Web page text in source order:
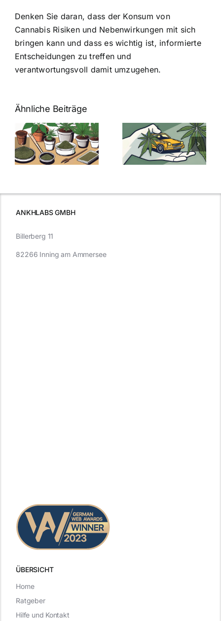
Denken Sie daran, dass der Konsum von
Cannabis Risiken und Nebenwirkungen mit sich
bringen kann und dass es wichtig ist, informierte
Entscheidungen zu treffen und
verantwortungsvoll damit umzugehen.
Ähnliche Beiträge
Neue THC-
Grenzwert-
Regelung:
Was Sie über
Cannabis und
müssen
Cannabis
Samen
kaufen: Alles
was Sie
ANKHLABS GMBH
ÜBERSICHT
Billerberg 11
82266 Inning am Ammersee
Home
Ratgeber
Hilfe und Kontakt